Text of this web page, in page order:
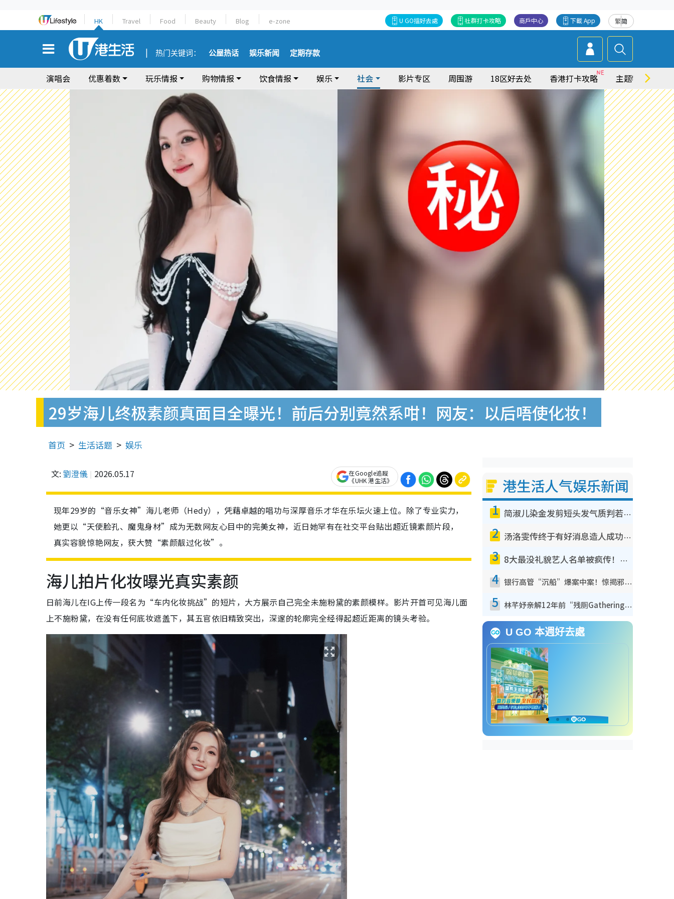
HK Travel Food Beauty Blog e-zone 繁简
下載 App
商戶中心
社群打卡攻略
U GO搵好去處
热门关键词： 公屋热话 娱乐新闻 定期存款
演唱会 优惠着数 玩乐情报 购物情报 饮食情报 娱乐 社会 影片专区 周围游 18区好去处 香港打卡攻略 主题特集
29岁海儿终极素颜真面目全曝光！前后分别竟然系咁！网友：以后唔使化妆！
首页 生活话题 娱乐
文: 劉澄儀 2026.05.17
在Google追蹤
《UHK 港生活》
现年29岁的“音乐女神”海儿老师（Hedy），凭藉卓越的唱功与深厚音乐才华在乐坛火速上位。除了专业实力，
她更以“天使脸孔、魔鬼身材”成为无数网友心目中的完美女神，近日她罕有在社交平台贴出超近镜素颜片段，
真实容貌惊艳网友，获大赞“素颜靓过化妆”。
海儿拍片化妆曝光真实素颜
日前海儿在IG上传一段名为“车内化妆挑战”的短片，大方展示自己完全未施粉黛的素颜模样。影片开首可见海儿面
上不施粉黛，在没有任何底妆遮盖下，其五官依旧精致突出，深邃的轮廓完全经得起超近距离的镜头考验。
港生活人气娱乐新闻
1 简淑儿染金发剪短头发气质判若两人！吓坏老公麦大力都认不出：“你做什么？”
2 汤洛雯传终于有好消息造人成功！两大细节曝孕味极浓引猜测：大肚婆先会咁！
3 8大最没礼貌艺人名单被疯传！网友揭发明星真面目，一致数落这一位是无品天花板？
4 银行高管“沉船”爆案中案！惊揭邪教洗脑操控卖淫被吞600万，幕后黑手讲多错多
5 林芊妤亲解12年前“残厕Gathering”真相！高层解约一句话重创尊严，至今拒返TVB
U GO 本週好去處